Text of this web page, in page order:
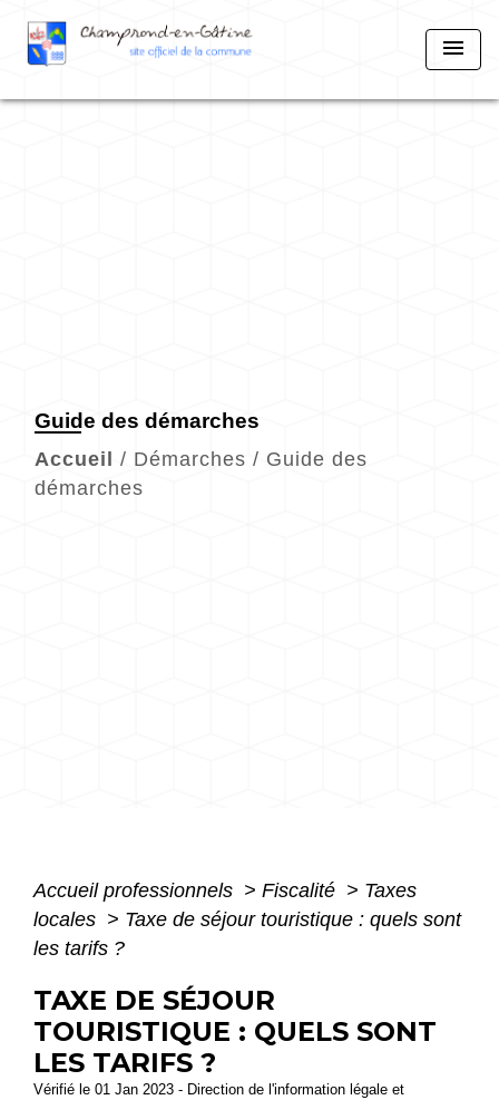
menu
Guide des démarches
Accueil / Démarches / Guide des
démarches
Accueil professionnels > Fiscalité > Taxes
locales > Taxe de séjour touristique : quels sont
les tarifs ?
TAXE DE SÉJOUR
TOURISTIQUE : QUELS SONT
LES TARIFS ?
Vérifié le 01 Jan 2023 - Direction de l'information légale et